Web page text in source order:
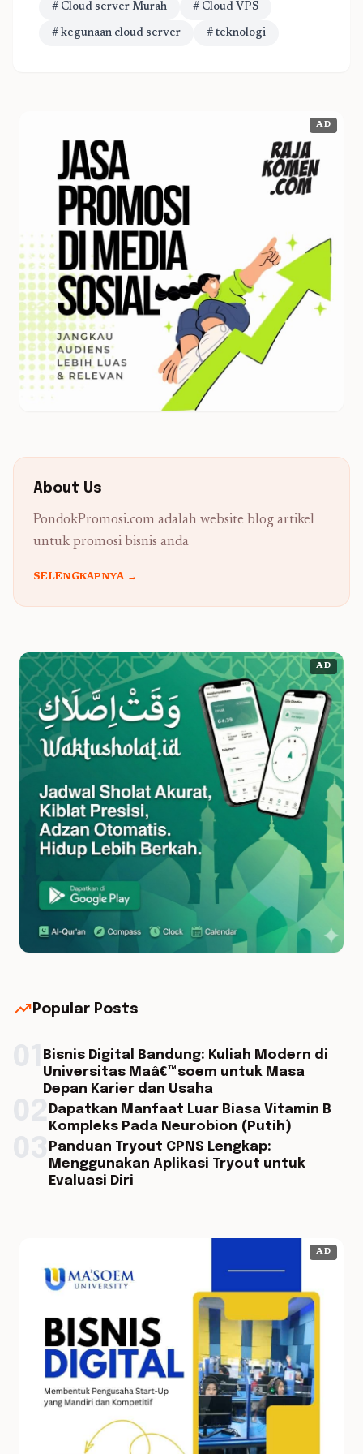
# Cloud server Murah # Cloud VPS
# kegunaan cloud server # teknologi
AD
About Us
PondokPromosi.com adalah website blog artikel
untuk promosi bisnis anda
SELENGKAPNYA →
AD
trending_up Popular Posts
Bisnis Digital Bandung: Kuliah Modern di
Universitas Maâ€™soem untuk Masa
Depan Karier dan Usaha
Dapatkan Manfaat Luar Biasa Vitamin B
Kompleks Pada Neurobion (Putih)
Panduan Tryout CPNS Lengkap:
Menggunakan Aplikasi Tryout untuk
Evaluasi Diri
AD